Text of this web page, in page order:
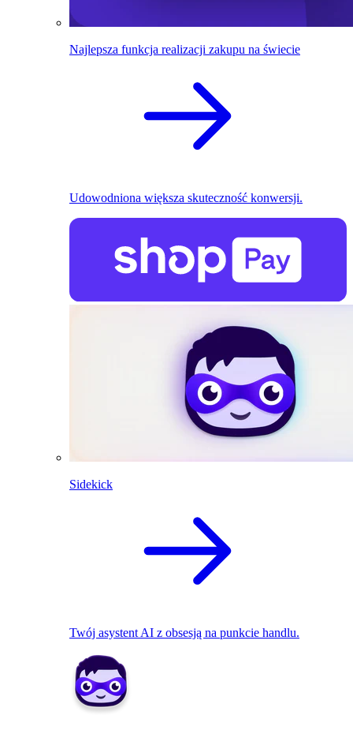
Najlepsza funkcja realizacji zakupu na świecie
Udowodniona większa skuteczność konwersji.
Sidekick
Twój asystent AI z obsesją na punkcie handlu.